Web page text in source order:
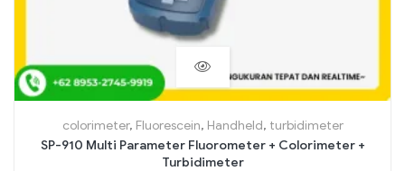
colorimeter, Fluorescein, Handheld, turbidimeter
SP-910 Multi Parameter Fluorometer + Colorimeter +
Turbidimeter